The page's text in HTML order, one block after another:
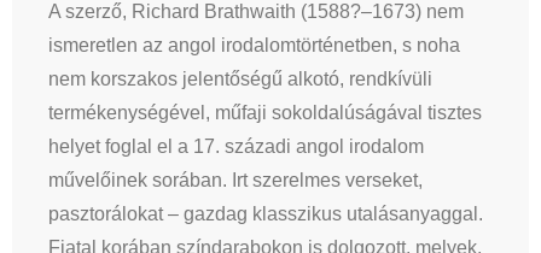
A szerző, Richard Brathwaith (1588?–1673) nem
ismeretlen az angol irodalomtörténetben, s noha
nem korszakos jelentőségű alkotó, rendkívüli
termékenységével, műfaji sokoldalúságával tisztes
helyet foglal el a 17. századi angol irodalom
művelőinek sorában. Irt szerelmes verseket,
pasztorálokat – gazdag klasszikus utalásanyaggal.
Fiatal korában színdarabokon is dolgozott, melyek,